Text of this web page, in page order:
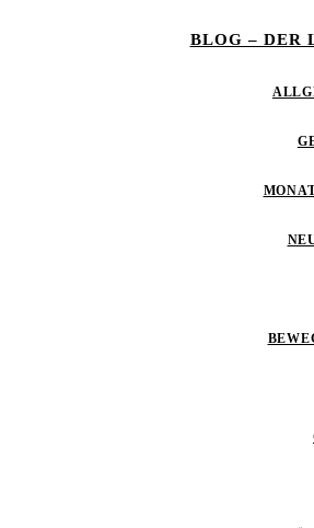
BLOG – DER